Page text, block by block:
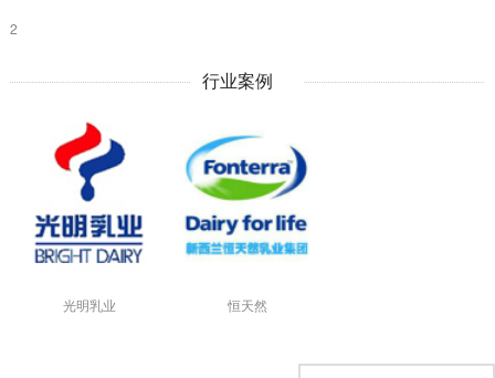
2
行业案例
光明乳业 恒天然